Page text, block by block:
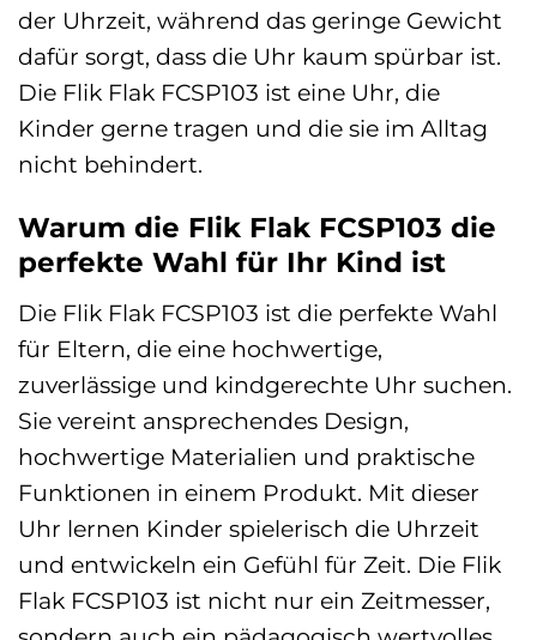
der Uhrzeit, während das geringe Gewicht
dafür sorgt, dass die Uhr kaum spürbar ist.
Die Flik Flak FCSP103 ist eine Uhr, die
Kinder gerne tragen und die sie im Alltag
nicht behindert.
Warum die Flik Flak FCSP103 die
perfekte Wahl für Ihr Kind ist
Die Flik Flak FCSP103 ist die perfekte Wahl
für Eltern, die eine hochwertige,
zuverlässige und kindgerechte Uhr suchen.
Sie vereint ansprechendes Design,
hochwertige Materialien und praktische
Funktionen in einem Produkt. Mit dieser
Uhr lernen Kinder spielerisch die Uhrzeit
und entwickeln ein Gefühl für Zeit. Die Flik
Flak FCSP103 ist nicht nur ein Zeitmesser,